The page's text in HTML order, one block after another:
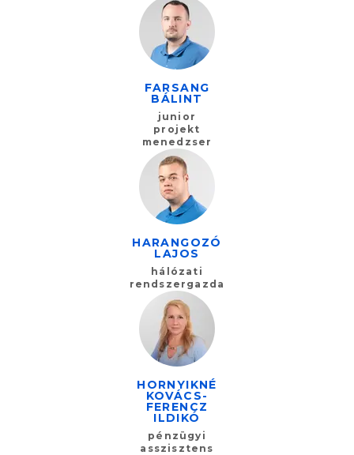
FARSANG
BÁLINT
junior
projekt
menedzser
HARANGOZÓ
LAJOS
hálózati
rendszergazda
HORNYIKNÉ
KOVÁCS-
FERENCZ
ILDIKÓ
pénzügyi
asszisztens